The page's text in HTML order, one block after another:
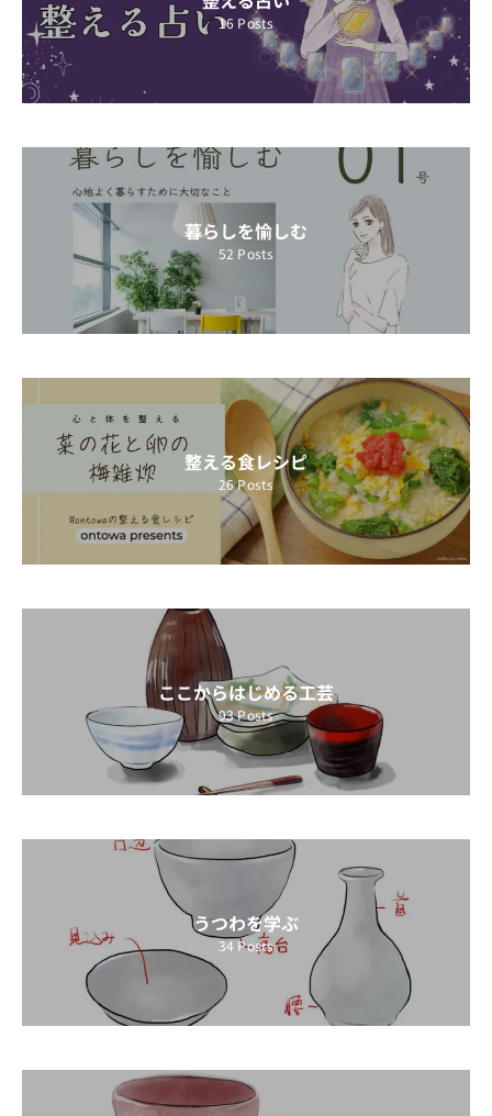
16 Posts
暮らしを愉しむ
52 Posts
整える食レシピ
26Posts
ここからはじめる工芸
93Posts
うつわを学ぶ
34Posts